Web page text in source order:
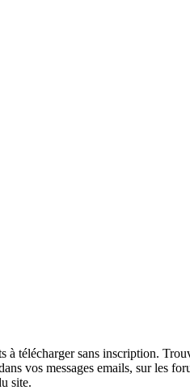
à télécharger sans inscription.
vos messages emails, sur les
site.